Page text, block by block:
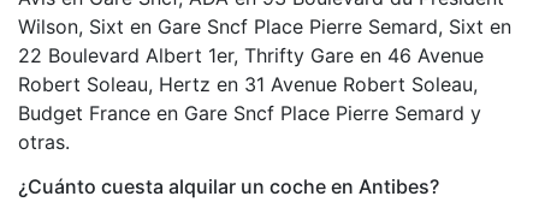
Wilson, Sixt en Gare Sncf Place Pierre Semard, Sixt en
22 Boulevard Albert 1er, Thrifty Gare en 46 Avenue
Robert Soleau, Hertz en 31 Avenue Robert Soleau,
Budget France en Gare Sncf Place Pierre Semard y
otras.
¿Cuánto cuesta alquilar un coche en Antibes?